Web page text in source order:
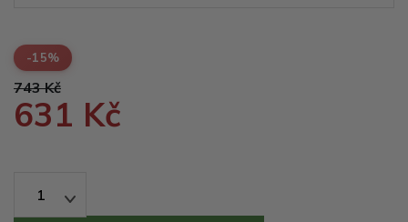
-15%
743 Kč
631 Kč
1